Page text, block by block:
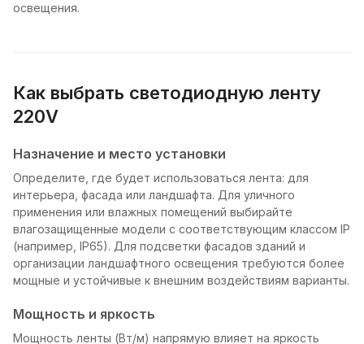
освещения.
Как выбрать светодиодную ленту
220V
Назначение и место установки
Определите, где будет использоваться лента: для
интерьера, фасада или ландшафта. Для уличного
применения или влажных помещений выбирайте
влагозащищенные модели с соответствующим классом IP
(например, IP65). Для подсветки фасадов зданий и
организации ландшафтного освещения требуются более
мощные и устойчивые к внешним воздействиям варианты.
Мощность и яркость
Мощность ленты (Вт/м) напрямую влияет на яркость